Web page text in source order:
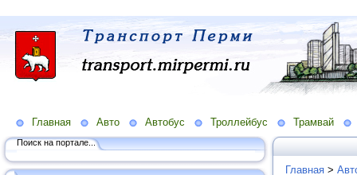
Главная Авто Автобус Троллейбус Трамвай
Поиск на портале...
Главная >